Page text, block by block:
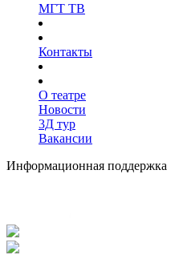
МГТ ТВ
Контакты
О театре
Новости
3Д тур
Вакансии
Информационная поддержка